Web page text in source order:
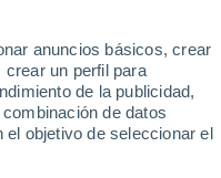
anuncios básicos, crear
crear un perfil para
de la publicidad,
de datos
objetivo de seleccionar el